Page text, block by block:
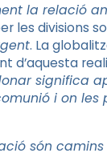
la relació
les divisions
. La
d’aquesta
significa
i on
són